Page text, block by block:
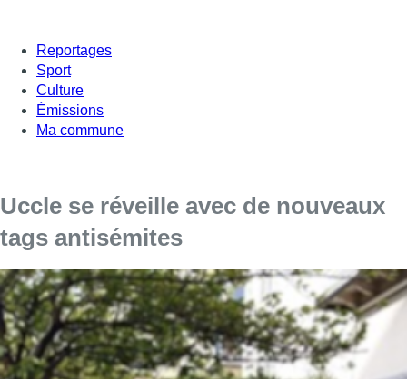
Reportages
Sport
Culture
Émissions
Ma commune
Uccle se réveille avec de nouveaux
tags antisémites